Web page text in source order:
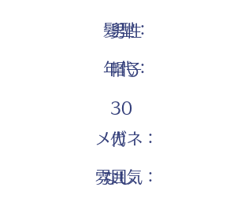
男性
髪型：
帽子
年代：
30
代
メガネ：
なし
雰囲気：